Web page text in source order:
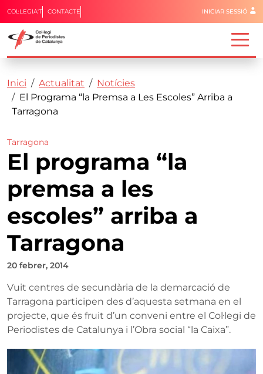
Vés al contingut
Capçalera
COL·LEGIA'T CONTACTE Menú del
INICIAR SESSIÓ
Fil d'ariadna
Inici Actualitat
Notícies
El Programa “la Premsa a Les Escoles” Arriba a
Tarragona
Tarragona
El programa “la
premsa a les
escoles” arriba a
Tarragona
20 febrer, 2014
Vuit centres de secundària de la demarcació de
Tarragona participen des d’aquesta setmana en el
projecte, que és fruit d’un conveni entre el Col·legi de
Periodistes de Catalunya i l’Obra social “la Caixa”.